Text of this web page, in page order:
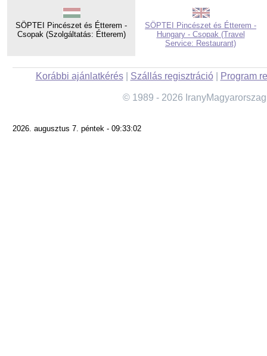
SÖPTEI Pincészet és Étterem -
Csopak (Szolgáltatás: Étterem)
SÖPTEI Pincészet és Étterem -
Hungary - Csopak (Travel
Service: Restaurant)
Korábbi ajánlatkérés| Szállás regisztráció| Program
© 1989 - 2026
2026. augusztus 7. péntek - 09:33:02